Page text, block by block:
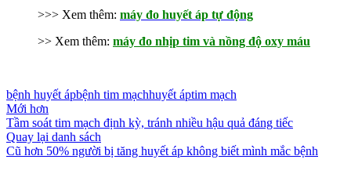
>>> Xem thêm: máy đo huyết áp tự động
>> Xem thêm: máy đo nhịp tim và nồng độ oxy máu
bệnh huyết ápbệnh tim mạchhuyết áptim mạch
Mới hơn
Tầm soát tim mạch định kỳ, tránh nhiều hậu quả đáng tiếc
Quay lại danh sách
Cũ hơn 50% người bị tăng huyết áp không biết mình mắc bệnh